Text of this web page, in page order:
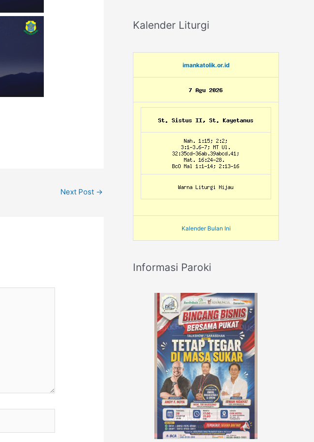
Next Post →
Kalender Liturgi
imankatolik.or.id
Kalender Bulan Ini
Informasi Paroki